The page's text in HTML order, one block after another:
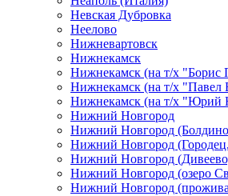
Невская Дубровка
Неелово
Нижневартовск
Нижнекамск
Нижнекамск (на т/х "Борис
Нижнекамск (на т/х "Павел
Нижнекамск (на т/х "Юрий
Нижний Новгород
Нижний Новгород
Нижний Новгород
Нижний Новгород
Нижний Новгород (озеро
Нижний Новгород